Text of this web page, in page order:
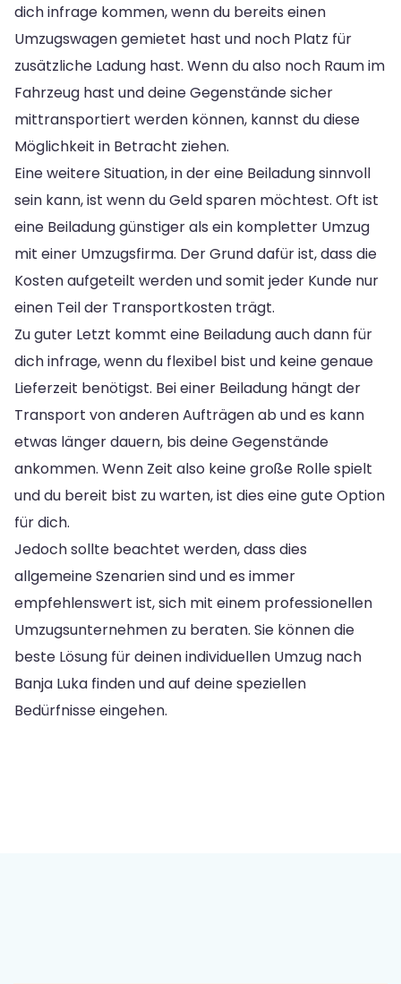
dich infrage kommen, wenn du bereits einen
Umzugswagen gemietet hast und noch Platz für
zusätzliche Ladung hast. Wenn du also noch Raum im
Fahrzeug hast und deine Gegenstände sicher
mittransportiert werden können, kannst du diese
Möglichkeit in Betracht ziehen.
Eine weitere Situation, in der eine Beiladung sinnvoll
sein kann, ist wenn du Geld sparen möchtest. Oft ist
eine Beiladung günstiger als ein kompletter Umzug
mit einer Umzugsfirma. Der Grund dafür ist, dass die
Kosten aufgeteilt werden und somit jeder Kunde nur
einen Teil der Transportkosten trägt.
Zu guter Letzt kommt eine Beiladung auch dann für
dich infrage, wenn du flexibel bist und keine genaue
Lieferzeit benötigst. Bei einer Beiladung hängt der
Transport von anderen Aufträgen ab und es kann
etwas länger dauern, bis deine Gegenstände
ankommen. Wenn Zeit also keine große Rolle spielt
und du bereit bist zu warten, ist dies eine gute Option
für dich.
Jedoch sollte beachtet werden, dass dies
allgemeine Szenarien sind und es immer
empfehlenswert ist, sich mit einem professionellen
Umzugsunternehmen zu beraten. Sie können die
beste Lösung für deinen individuellen Umzug nach
Banja Luka finden und auf deine speziellen
Bedürfnisse eingehen.